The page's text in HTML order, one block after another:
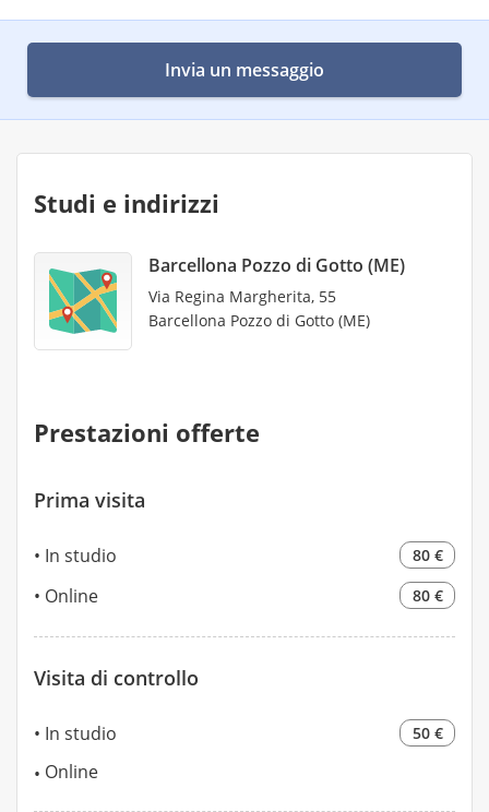
Invia un messaggio
Studi e indirizzi
Barcellona Pozzo di Gotto (ME)
Via Regina Margherita, 55
Barcellona Pozzo di Gotto (ME)
Prestazioni offerte
Prima visita
In studio 80 €
Online 80 €
Visita di controllo
In studio 50 €
Online